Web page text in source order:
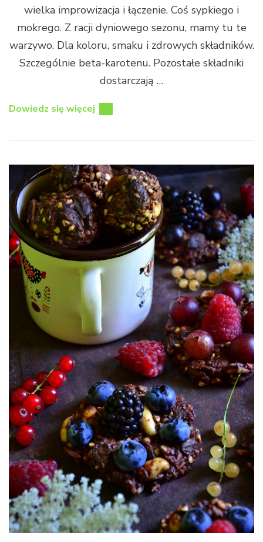
wielka improwizacja i łączenie. Coś sypkiego i
mokrego. Z racji dyniowego sezonu, mamy tu te
warzywo. Dla koloru, smaku i zdrowych składników.
Szczególnie beta-karotenu. Pozostałe składniki
dostarczają …
Dowiedz się więcej